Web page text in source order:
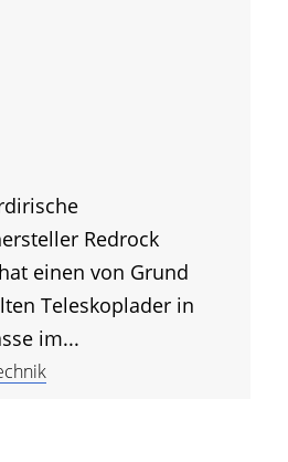
Redrock
einen von Grund
Teleskoplader in
im...